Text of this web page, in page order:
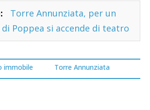
Torre Annunziata, per un
di Poppea si accende di teatro
immobile Torre Annunziata